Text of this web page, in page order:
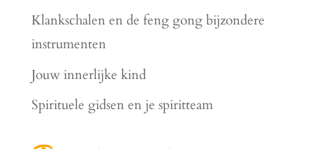
Klankschalen en de feng gong bijzondere
instrumenten
Jouw innerlijke kind
Spirituele gidsen en je spiritteam